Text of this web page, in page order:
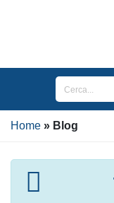
Home Blog